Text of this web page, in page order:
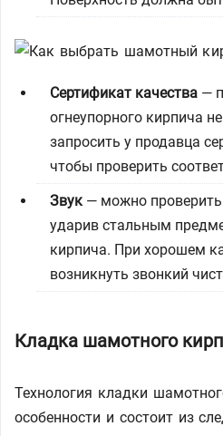
Сертификат качества —
огнеупорного кирпича
запросить у продавца
чтобы проверить
Звук— можно проверить
ударив стальным
кирпича. При хорошем
возникнуть звонкий
Кладка шамотного
Технология кладки
особенности и состоит из